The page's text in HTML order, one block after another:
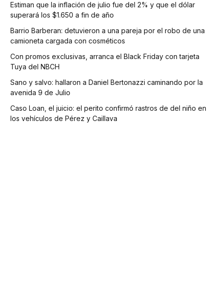
Estiman que la inflación de julio fue del 2% y que el dólar
superará los $1.650 a fin de año
Barrio Barberan: detuvieron a una pareja por el robo de una
camioneta cargada con cosméticos
Con promos exclusivas, arranca el Black Friday con tarjeta
Tuya del NBCH
Sano y salvo: hallaron a Daniel Bertonazzi caminando por la
avenida 9 de Julio
Caso Loan, el juicio: el perito confirmó rastros de del niño en
los vehículos de Pérez y Caillava